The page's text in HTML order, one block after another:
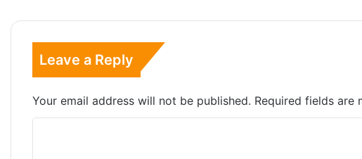
Leave a Reply
Your email address will not be published. Required fields are